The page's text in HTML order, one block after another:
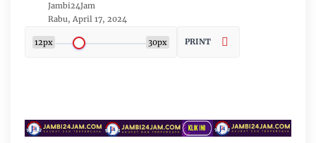
Jambi24Jam
Rabu, April 17, 2024
12px 30px PRINT